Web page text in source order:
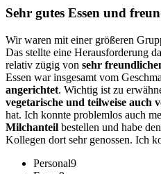
Sehr gutes Essen und
Wir waren mit einer größeren
Das stellte eine Herausforderung
relativ zügig von sehr
Essen war insgesamt vom
angerichtet. Wichtig ist zu
vegetarische und teilweise auch
hat. Ich konnte problemlos auch
Milchanteil bestellen und habe
Kollegen dort sehr genossen. Ich
Personal9